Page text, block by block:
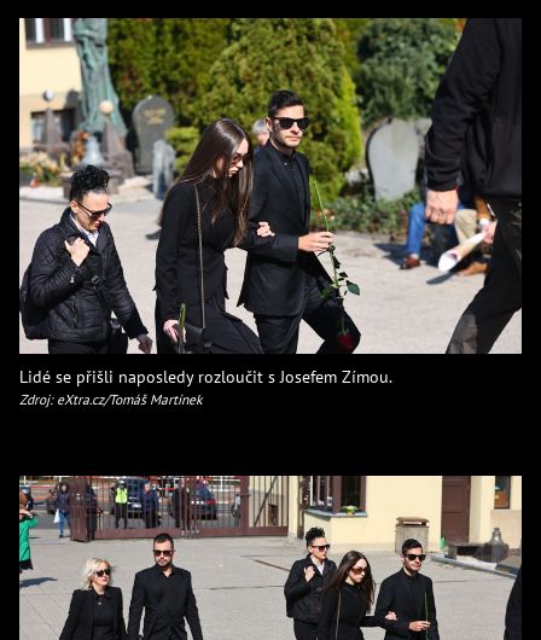
Lidé se přišli naposledy rozloučit s Josefem Zímou.
Zdroj: eXtra.cz/Tomáš Martínek